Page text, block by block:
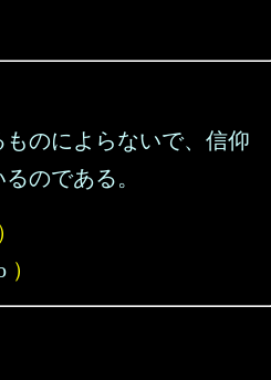
のによらないで、信仰
のである。
）
）